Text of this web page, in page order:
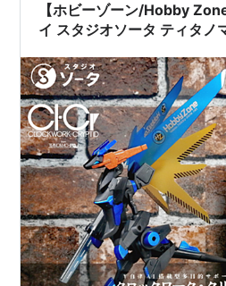
【ホビーゾーン/Hobby
イ スタジオソータ ティタノ
プテッド 竜種・二脚成体型
レビュー